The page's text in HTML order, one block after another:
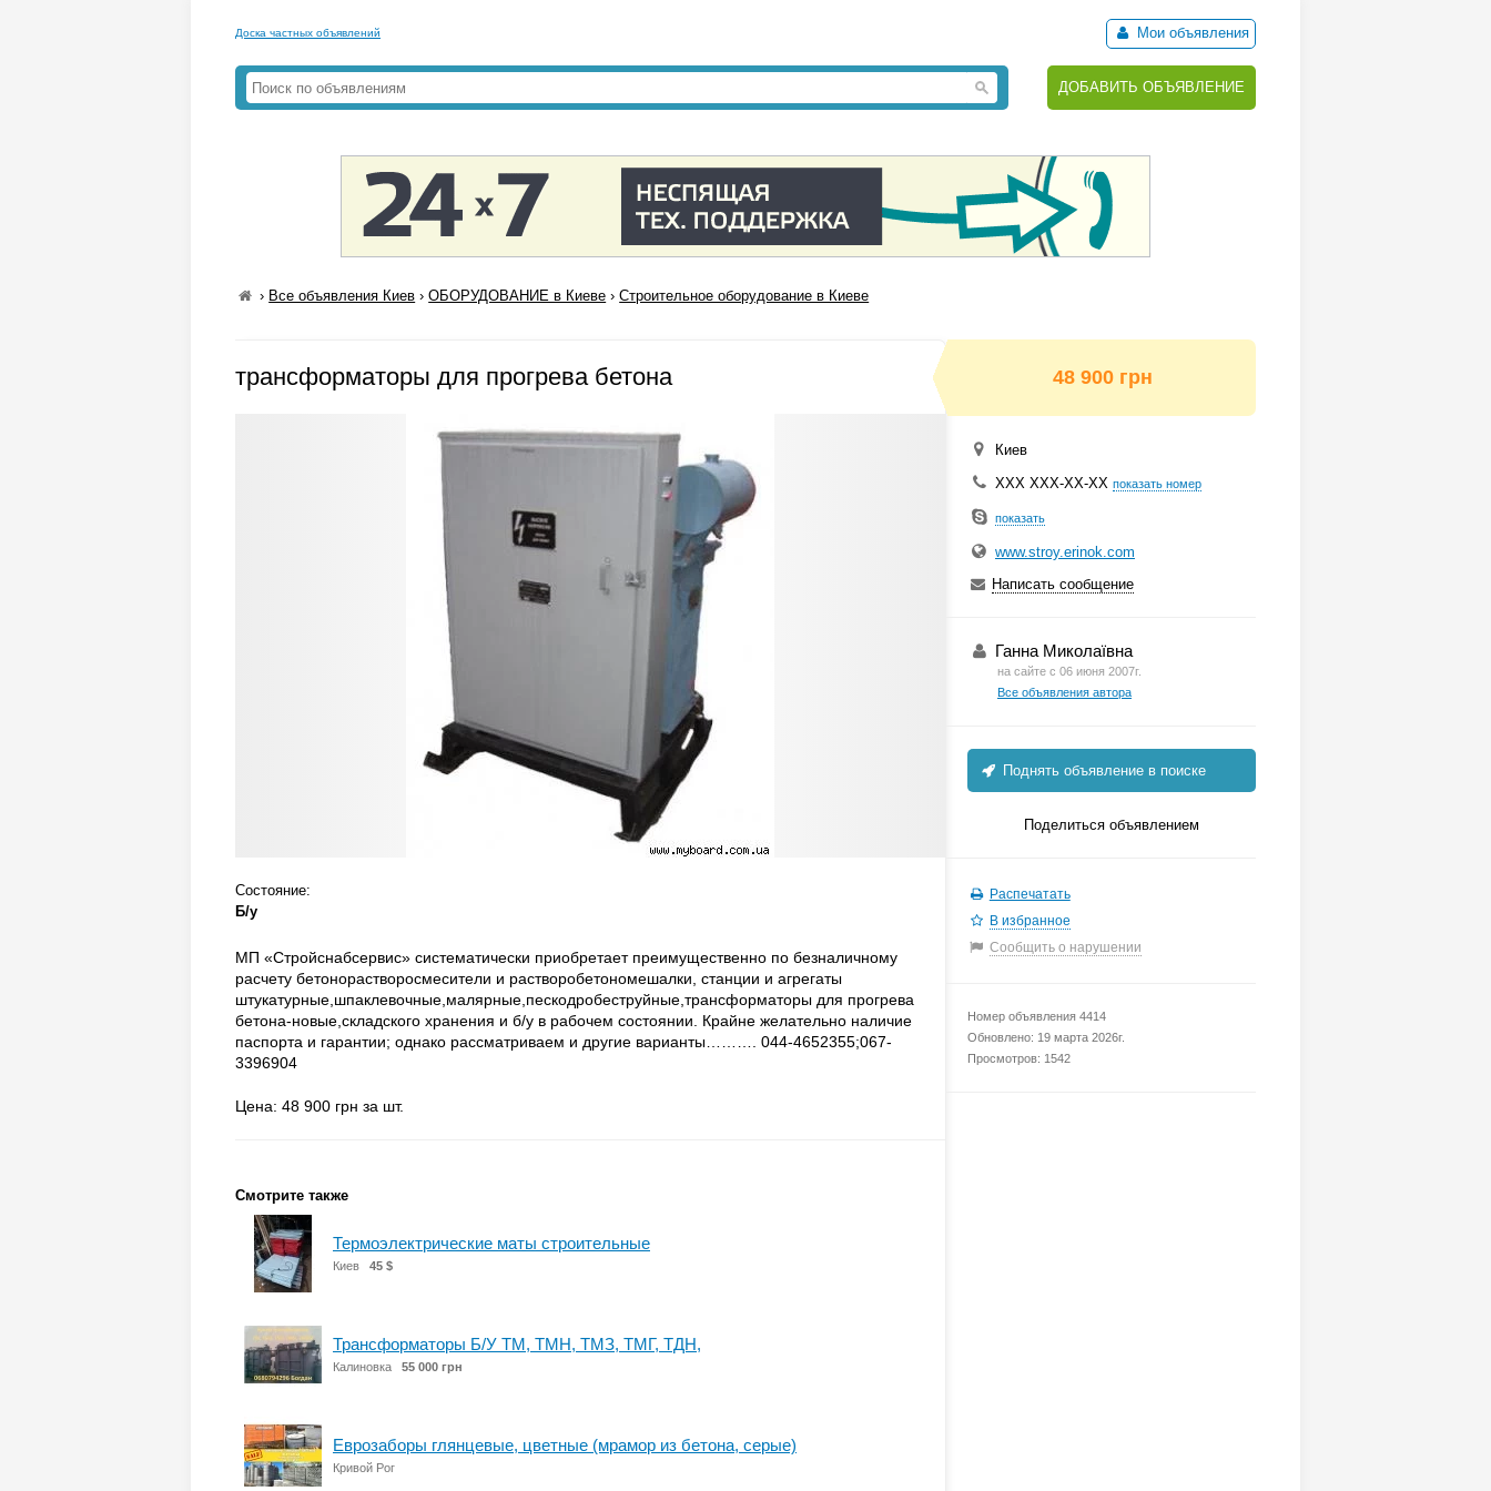
Доска частных объявлений Мои объявления
ДОБАВИТЬ ОБЪЯВЛЕНИЕ
› Все объявления Киев ›ОБОРУДОВАНИЕ в Киеве ›Строительное оборудование в Киеве
трансформаторы для прогрева бетона
Состояние:
Б/у
МП «Стройснабсервис» систематически приобретает преимущественно по безналичному
расчету бетонорастворосмесители и растворобетономешалки, станции и агрегаты
штукатурные,шпаклевочные,малярные,пескодробеструйные,трансформаторы для прогрева
бетона-новые,складского хранения и б/у в рабочем состоянии. Крайне желательно наличие
паспорта и гарантии; однако рассматриваем и другие варианты………. 044-4652355;067-
3396904
Цена: 48 900 грн за шт.
Смотрите также
Термоэлектрические маты строительные
Киев 45 $
Трансформаторы Б/У ТМ, ТМН, ТМЗ, ТМГ, ТДН,
Калиновка 55 000 грн
Еврозаборы глянцевые, цветные (мрамор из бетона, серые)
Кривой Рог
48 900 грн
Киев
ХХХ ХХХ-ХХ-ХХ показать номер
показать
www.stroy.erinok.com
Написать сообщение
Ганна Миколаївна
на сайте с 06 июня 2007г.
Все объявления автора
Поднять объявление в поиске
Поделиться объявлением
Распечатать
В избранное
Сообщить о нарушении
Номер объявления 4414
Обновлено: 19 марта 2026г.
Просмотров: 1542